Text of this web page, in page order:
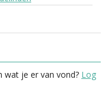
wat je er van vond? Log